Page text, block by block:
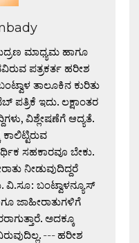
ಮಾಧ್ಯಮ ಹಾಗೂ
ಪತ್ರಕರ್ತ ಹರೀಶ
ತಾಲೂಕಿನ ಕುರಿತು
ಪತ್ರಿಕೆ ಇದು. ಲಕ್ಷಾಂತರ
ವಿಶ್ಲೇಷಣೆಗೆ ಆದ್ಯತೆ.
ಕಾಲಿಟ್ಟಿರುವ
ಸಹಕಾರವೂ ಬೇಕು.
ನೀಡುವುದಿದ್ದರೆ
ವಿ.ಸೂ: ಬಂಟ್ವಾಳನ್ಯೂಸ್
ಜಾಹೀರಾತುಗಳಿಗೆ
ಅದಕ್ಕೂ
--- ಹರೀಶ